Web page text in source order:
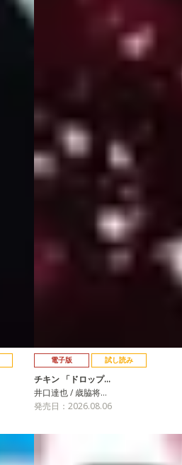
電子版 試し読み
チキン 「ドロップ…
井口達也 / 歳脇将…
発売日：2026.08.06